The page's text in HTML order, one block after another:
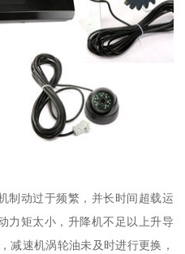
制动过于频繁，并长时间超载运
力矩太小，升降机不足以上升导
减速机涡轮油未及时进行更换，